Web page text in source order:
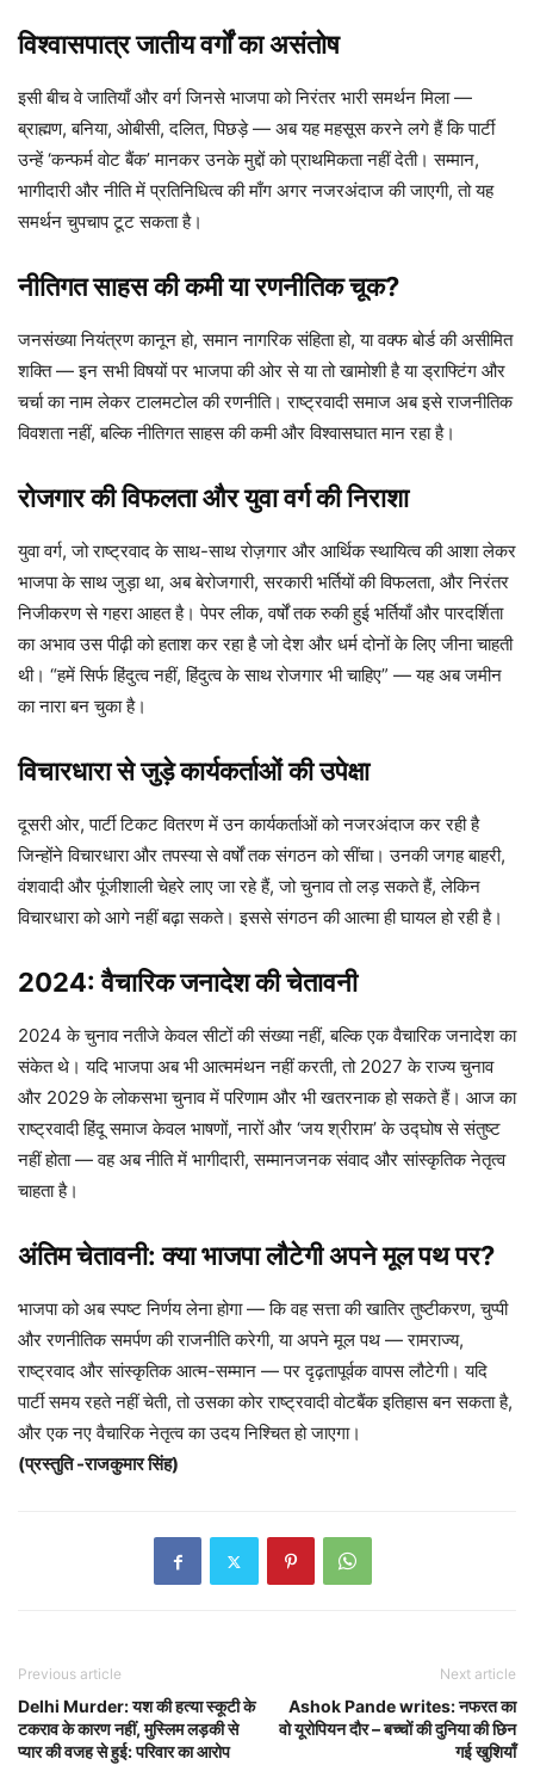
विश्वासपात्र जातीय वर्गों का असंतोष
इसी बीच वे जातियाँ और वर्ग जिनसे भाजपा को निरंतर भारी समर्थन मिला —
ब्राह्मण, बनिया, ओबीसी, दलित, पिछड़े — अब यह महसूस करने लगे हैं कि पार्टी
उन्हें ‘कन्फर्म वोट बैंक’ मानकर उनके मुद्दों को प्राथमिकता नहीं देती। सम्मान,
भागीदारी और नीति में प्रतिनिधित्व की माँग अगर नजरअंदाज की जाएगी, तो यह
समर्थन चुपचाप टूट सकता है।
नीतिगत साहस की कमी या रणनीतिक चूक?
जनसंख्या नियंत्रण कानून हो, समान नागरिक संहिता हो, या वक्फ बोर्ड की असीमित
शक्ति — इन सभी विषयों पर भाजपा की ओर से या तो खामोशी है या ड्राफ्टिंग और
चर्चा का नाम लेकर टालमटोल की रणनीति। राष्ट्रवादी समाज अब इसे राजनीतिक
विवशता नहीं, बल्कि नीतिगत साहस की कमी और विश्वासघात मान रहा है।
रोजगार की विफलता और युवा वर्ग की निराशा
युवा वर्ग, जो राष्ट्रवाद के साथ-साथ रोज़गार और आर्थिक स्थायित्व की आशा लेकर
भाजपा के साथ जुड़ा था, अब बेरोजगारी, सरकारी भर्तियों की विफलता, और निरंतर
निजीकरण से गहरा आहत है। पेपर लीक, वर्षों तक रुकी हुई भर्तियाँ और पारदर्शिता
का अभाव उस पीढ़ी को हताश कर रहा है जो देश और धर्म दोनों के लिए जीना चाहती
थी। “हमें सिर्फ हिंदुत्व नहीं, हिंदुत्व के साथ रोजगार भी चाहिए” — यह अब जमीन
का नारा बन चुका है।
विचारधारा से जुड़े कार्यकर्ताओं की उपेक्षा
दूसरी ओर, पार्टी टिकट वितरण में उन कार्यकर्ताओं को नजरअंदाज कर रही है
जिन्होंने विचारधारा और तपस्या से वर्षों तक संगठन को सींचा। उनकी जगह बाहरी,
वंशवादी और पूंजीशाली चेहरे लाए जा रहे हैं, जो चुनाव तो लड़ सकते हैं, लेकिन
विचारधारा को आगे नहीं बढ़ा सकते। इससे संगठन की आत्मा ही घायल हो रही है।
2024: वैचारिक जनादेश की चेतावनी
2024 के चुनाव नतीजे केवल सीटों की संख्या नहीं, बल्कि एक वैचारिक जनादेश का
संकेत थे। यदि भाजपा अब भी आत्ममंथन नहीं करती, तो 2027 के राज्य चुनाव
और 2029 के लोकसभा चुनाव में परिणाम और भी खतरनाक हो सकते हैं। आज का
राष्ट्रवादी हिंदू समाज केवल भाषणों, नारों और ‘जय श्रीराम’ के उद्घोष से संतुष्ट
नहीं होता — वह अब नीति में भागीदारी, सम्मानजनक संवाद और सांस्कृतिक नेतृत्व
चाहता है।
अंतिम चेतावनी: क्या भाजपा लौटेगी अपने मूल पथ पर?
भाजपा को अब स्पष्ट निर्णय लेना होगा — कि वह सत्ता की खातिर तुष्टीकरण, चुप्पी
और रणनीतिक समर्पण की राजनीति करेगी, या अपने मूल पथ — रामराज्य,
राष्ट्रवाद और सांस्कृतिक आत्म-सम्मान — पर दृढ़तापूर्वक वापस लौटेगी। यदि
पार्टी समय रहते नहीं चेती, तो उसका कोर राष्ट्रवादी वोटबैंक इतिहास बन सकता है,
और एक नए वैचारिक नेतृत्व का उदय निश्चित हो जाएगा।
(प्रस्तुति -राजकुमार सिंह)
Previous article
Delhi Murder: यश की हत्या स्कूटी के
टकराव के कारण नहीं, मुस्लिम लड़की से
प्यार की वजह से हुई: परिवार का आरोप
Next article
Ashok Pande writes: नफरत का
वो यूरोपियन दौर – बच्चों की दुनिया की छिन
गई खुशियाँ